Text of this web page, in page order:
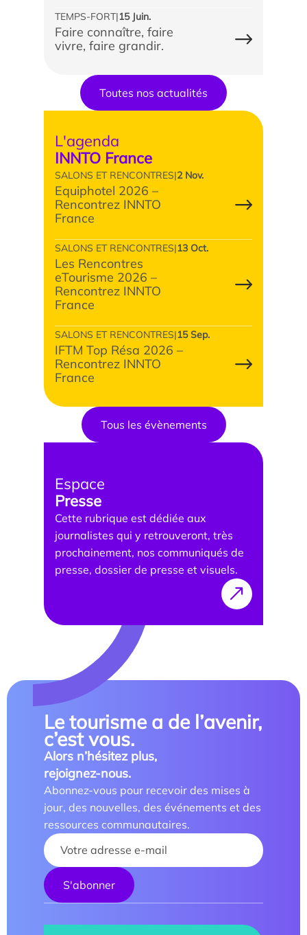
Les enjeux de l’égalité femmes-hommes dans les
métiers touristiques
TEMPS-FORT|15 Juin.
Faire connaître, faire
vivre, faire grandir.
Toutes nos actualités
L'agenda
INNTO France
SALONS ET RENCONTRES|2 Nov.
Equiphotel 2026 –
Rencontrez INNTO
France
SALONS ET RENCONTRES|13 Oct.
Les Rencontres
eTourisme 2026 –
Rencontrez INNTO
France
SALONS ET RENCONTRES|15 Sep.
IFTM Top Résa 2026 –
Rencontrez INNTO
France
Tous les évènements
Espace
Presse
Cette rubrique est dédiée aux
journalistes qui y retrouveront, très
prochainement, nos communiqués de
presse, dossier de presse et visuels.
Le tourisme a de l’avenir,
c’est vous.
Alors n’hésitez plus,
rejoignez-nous.
Abonnez-vous pour recevoir des mises à
jour, des nouvelles, des événements et des
ressources communautaires.
Your name :